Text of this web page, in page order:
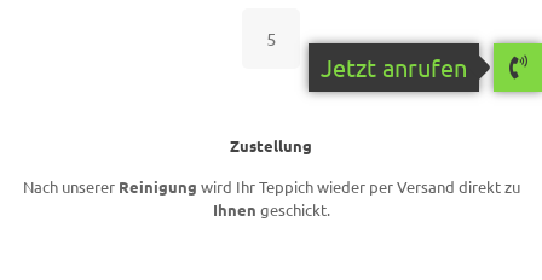
5
Zustellung
Nach unserer Reinigung wird Ihr Teppich wieder per Versand direkt zu
Ihnen geschickt.
Jetzt anrufen